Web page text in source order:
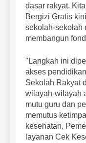
dasar rakyat.
Bergizi Gratis
sekolah-sekolah
membangun
"Langkah ini
akses
Sekolah Rakyat
wilayah-wilayah
mutu guru dan
memutus
kesehatan,
layanan Cek